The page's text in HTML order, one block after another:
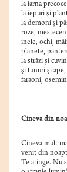
la iarna
la iepuri şi
la demoni şi
roze,
inele, ochi,
planete,
la străzi şi
şi tunuri şi ape,
faraoni,
Cineva din
Cineva mult
venit din
Te atinge. Nu